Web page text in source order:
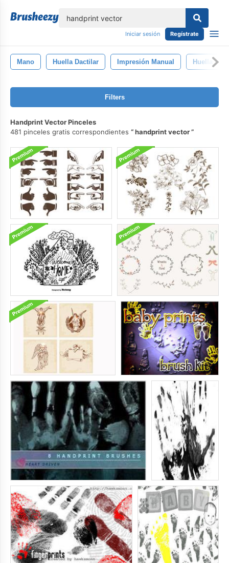
Iniciar sesión Regístrate
Mano Huella Dactilar Impresión Manual Huella
Filters
Handprint Vector Pinceles
481 pinceles gratis correspondientes
handprint vector